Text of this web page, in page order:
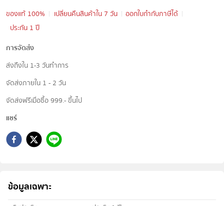
ของแท้ 100%
เปลี่ยนคืนสินค้าใน 7 วัน
ออกใบกำกับภาษีได้
ประกัน 1 ปี
การจัดส่ง
ส่งถึงใน 1-3 วันทำการ
จัดส่งภายใน 1 - 2 วัน
จัดส่งฟรีเมื่อซื้อ 999.- ขึ้นไป
แชร์
ข้อมูลเฉพาะ